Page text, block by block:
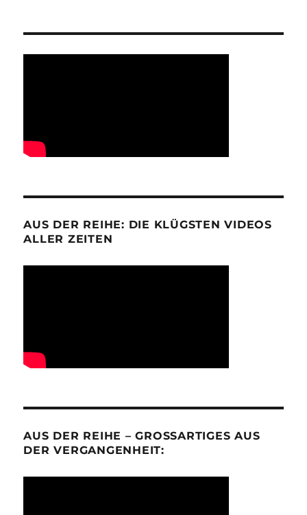
AUS DER REIHE: DIE KLÜGSTEN VIDEOS
ALLER ZEITEN
AUS DER REIHE – GROSSARTIGES AUS D
ER VERGANGENHEIT: